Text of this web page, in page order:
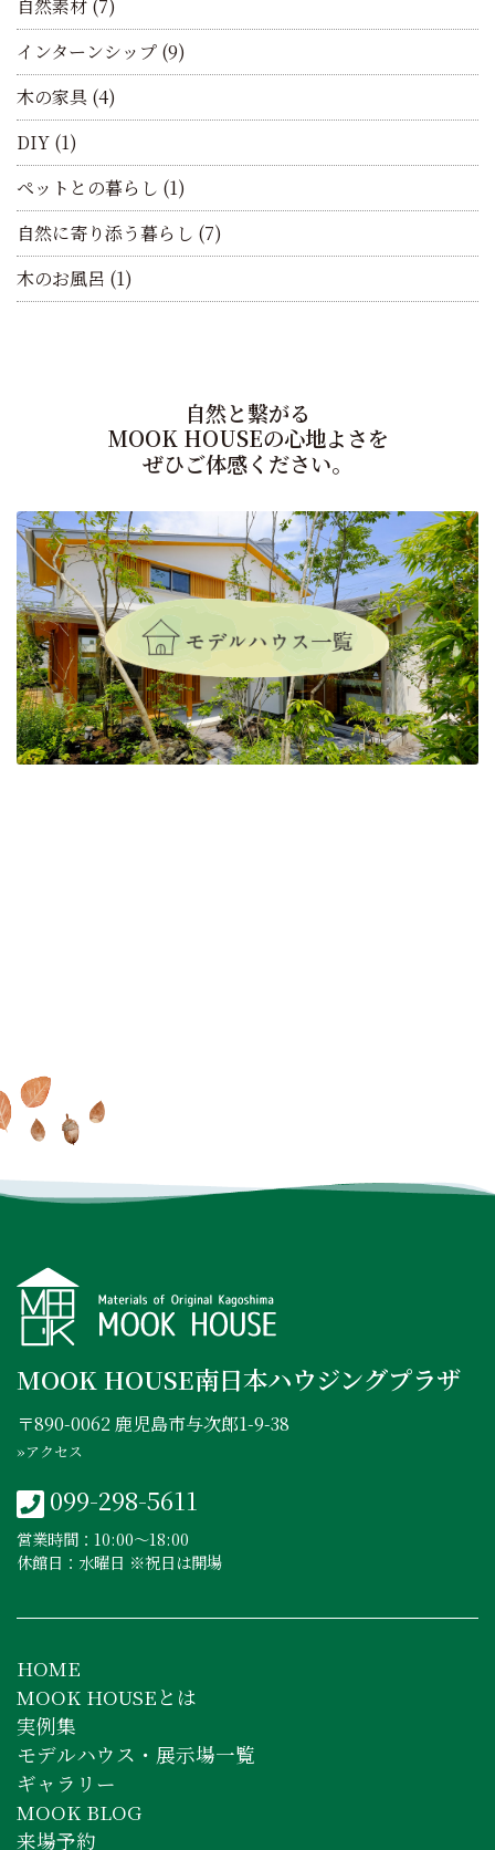
自然素材 (7)
インターンシップ (9)
木の家具 (4)
DIY (1)
ペットとの暮らし (1)
自然に寄り添う暮らし (7)
木のお風呂 (1)
自然と繋がる
MOOK HOUSEの心地よさを
ぜひご体感ください。
FACEBOOK
MOOK HOUSE南日本ハウジングプラザ
〒890-0062 鹿児島市与次郎1-9-38
»アクセス
099-298-5611
営業時間：10:00〜18:00
休館日：水曜日 ※祝日は開場
HOME
MOOK HOUSEとは
実例集
モデルハウス・展示場一覧
ギャラリー
MOOK BLOG
来場予約